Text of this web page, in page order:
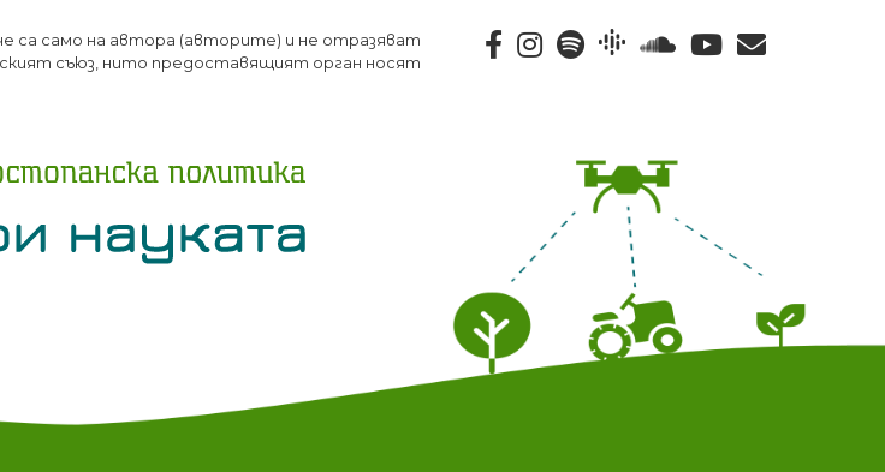
към
основното
са само на автора (авторите) и не отразяват
съюз, нито предоставящият орган носят